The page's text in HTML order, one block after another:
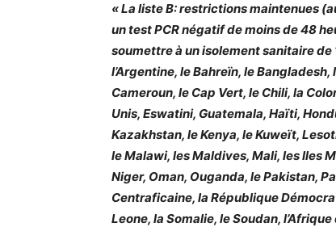
« La liste B: restrictions maintenues
un test PCR négatif de moins de 48
soumettre à un isolement sanitaire de
l’Argentine, le Bahreïn, le
Cameroun, le Cap Vert, le Chili, la
Unis, Eswatini, Guatemala, Haïti,
Kazakhstan, le Kenya, le Kuweït,
le Malawi, les Maldives, Mali, les Iles
Niger, Oman, Ouganda, le Pakistan,
Centraficaine, la République
Leone, la Somalie, le Soudan,